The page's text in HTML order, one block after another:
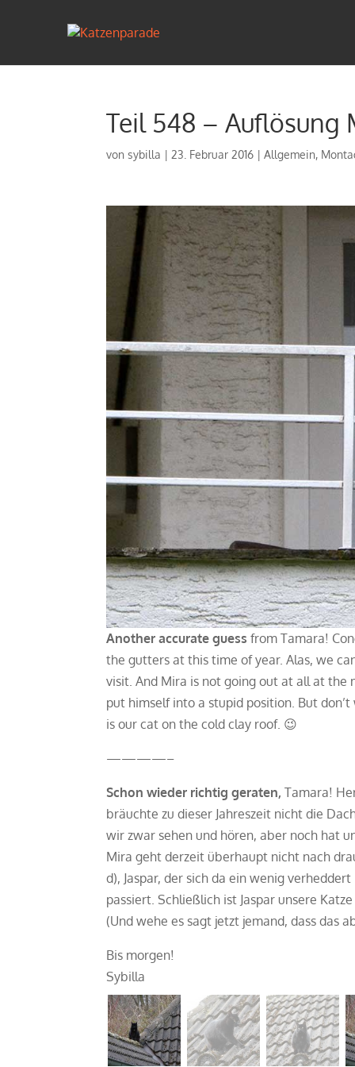
Teil 548 – Auflösung
vonsybilla |23. Februar 2016 |Allgemein,
Another accurate guess from Tamara!
the gutters at this time of year. Alas, we
visit. And Mira is not going out at all at the
put himself into a stupid position. But
is our cat on the cold clay roof. 😉
————–
Schon wieder richtig geraten,Tamara!
bräuchte zu dieser Jahreszeit nicht die
wir zwar sehen und hören, aber noch hat
Mira geht derzeit überhaupt nicht nach
d), Jaspar, der sich da ein wenig
passiert. Schließlich ist Jaspar unsere
(Und wehe es sagt jetzt jemand, dass das
Bis morgen!
Sybilla